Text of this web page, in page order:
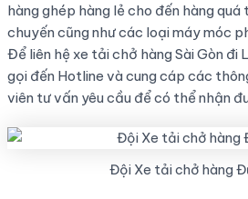
hàng ghép hàng lẻ cho đến hàng quá
chuyến cũng như các loại máy móc
Để liên hệ xe tải chở hàng Sài Gòn đi
gọi đến Hotline và cung cáp các
viên tư vấn yêu cầu để có thể nhận
Đội Xe tải chở hàng